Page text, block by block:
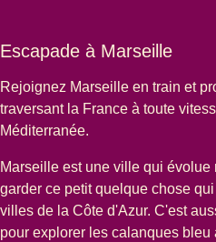
Escapade à Marseille
Rejoignez Marseille en train et
traversant la France à toute
Méditerranée.
Marseille est une ville qui évolue
garder ce petit quelque chose
villes de la Côte d'Azur. C'est
pour explorer les calanques bleu